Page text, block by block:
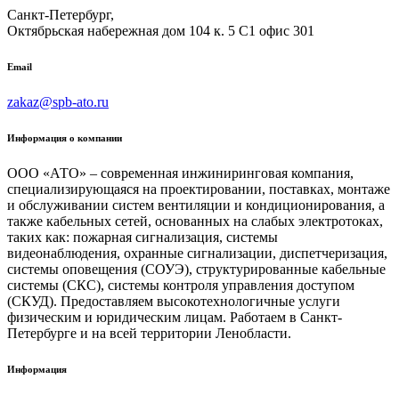
Санкт-Петербург,
Октябрьская набережная дом 104 к. 5 С1 офис 301
Email
zakaz@spb-ato.ru
Информация о компании
ООО «АТО» – современная инжиниринговая компания,
специализирующаяся на проектировании, поставках, монтаже
и обслуживании систем вентиляции и кондиционирования, а
также кабельных сетей, основанных на слабых электротоках,
таких как: пожарная сигнализация, системы
видеонаблюдения, охранные сигнализации, диспетчеризация,
системы оповещения (СОУЭ), структурированные кабельные
системы (СКС), системы контроля управления доступом
(СКУД). Предоставляем высокотехнологичные услуги
физическим и юридическим лицам. Работаем в Санкт-
Петербурге и на всей территории Ленобласти.
Информация